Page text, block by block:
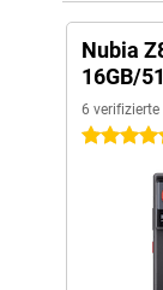
Nubia
16GB/
6 verifizierte
4.5 Sterne